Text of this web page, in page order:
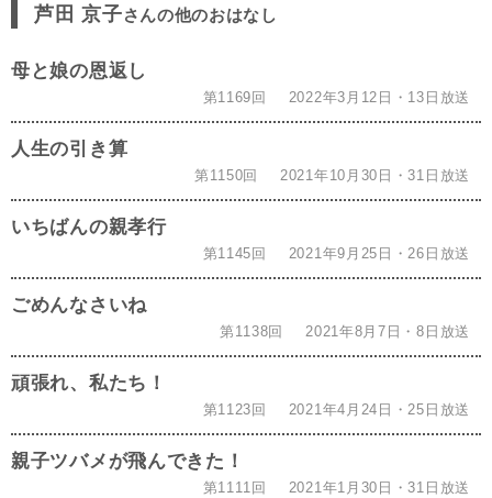
芦田 京子さんの他のおはなし
母と娘の恩返し
第1169回 2022年3月12日・13日放送
人生の引き算
第1150回 2021年10月30日・31日放送
いちばんの親孝行
第1145回 2021年9月25日・26日放送
ごめんなさいね
第1138回 2021年8月7日・8日放送
頑張れ、私たち！
第1123回 2021年4月24日・25日放送
親子ツバメが飛んできた！
第1111回 2021年1月30日・31日放送